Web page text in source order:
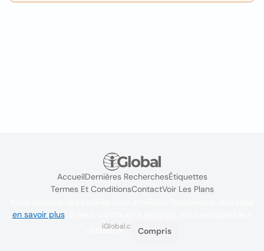
AccueilDernières RecherchesÉtiquettes
Termes Et ConditionsContactVoir Les Plans
iGlobal.co @ 2024
en savoir plus. Si vous continuez à naviguer, vous acceptez leur
utilisation.
Compris